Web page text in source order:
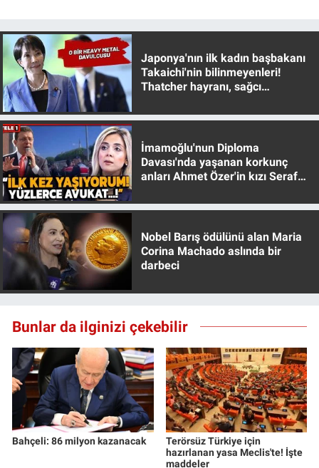
Japonya'nın ilk kadın başbakanı
Takaichi'nin bilinmeyenleri!
Thatcher hayranı, sağcı
İmamoğlu'nun Diploma
Davası'nda yaşanan korkunç
anları Ahmet Özer'in kızı Seraf
Nobel Barış ödülünü alan Maria
Corina Machado aslında bir
darbeci
Bunlar da ilginizi çekebilir
Bahçeli: 86 milyon kazanacak
Terörsüz Türkiye için
hazırlanan yasa Meclis'te! İşte
maddeler
Koronavirüs
Kültür Sanat
Ne demişti
Nedir
Popüler
Programlar
Sağlık
Teknoloji
Türkiye'nin Geleceği
Türkiye'nin Gündemi
Yerel Gündem